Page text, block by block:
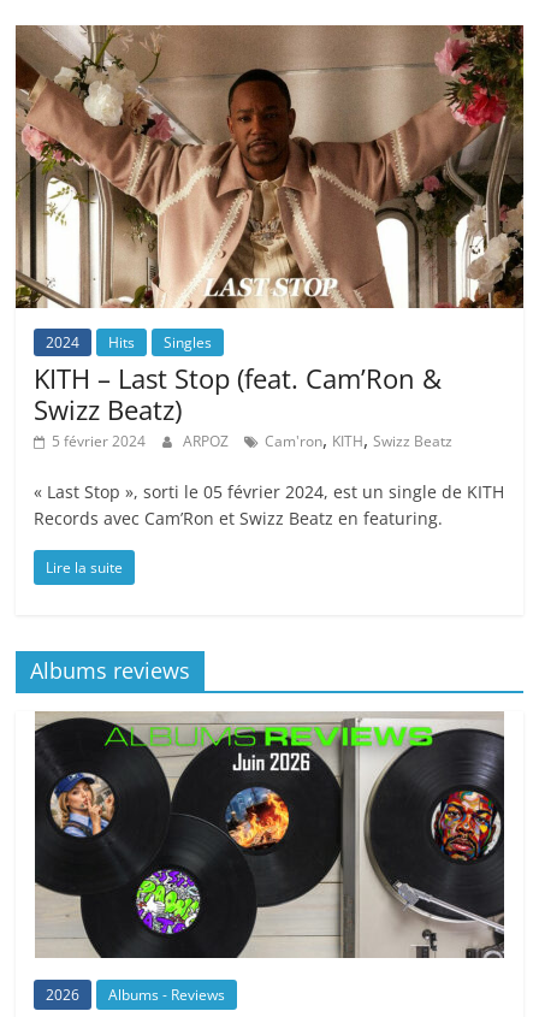
2024 Hits Singles
KITH – Last Stop (feat. Cam’Ron &
Swizz Beatz)
5 février 2024 ARPOZ Cam'ron, KITH,Swizz Beatz
« Last Stop », sorti le 05 février 2024, est un single de KITH
Records avec Cam’Ron et Swizz Beatz en featuring.
Lire la suite
Albums reviews
2026 Albums - Reviews